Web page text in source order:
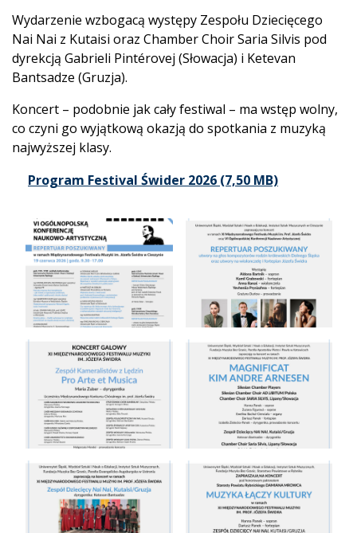
Wydarzenie wzbogacą występy Zespołu Dziecięcego
Nai Nai z Kutaisi oraz Chamber Choir Saria Silvis pod
dyrekcją Gabrieli Pintérovej (Słowacja) i Ketevan
Bantsadze (Gruzja).
Koncert – podobnie jak cały festiwal – ma wstęp wolny,
co czyni go wyjątkową okazją do spotkania z muzyką
najwyższej klasy.
Program Festival Świder 2026